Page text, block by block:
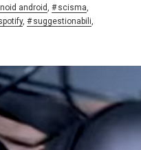
android, scisma,
, suggestionabili,